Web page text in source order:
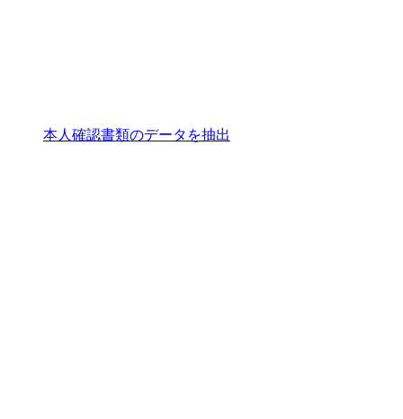
本人確認書類のデータを抽出